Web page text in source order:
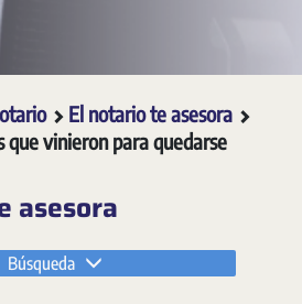
El notario te asesora
que vinieron para quedarse
asesora
Búsqueda